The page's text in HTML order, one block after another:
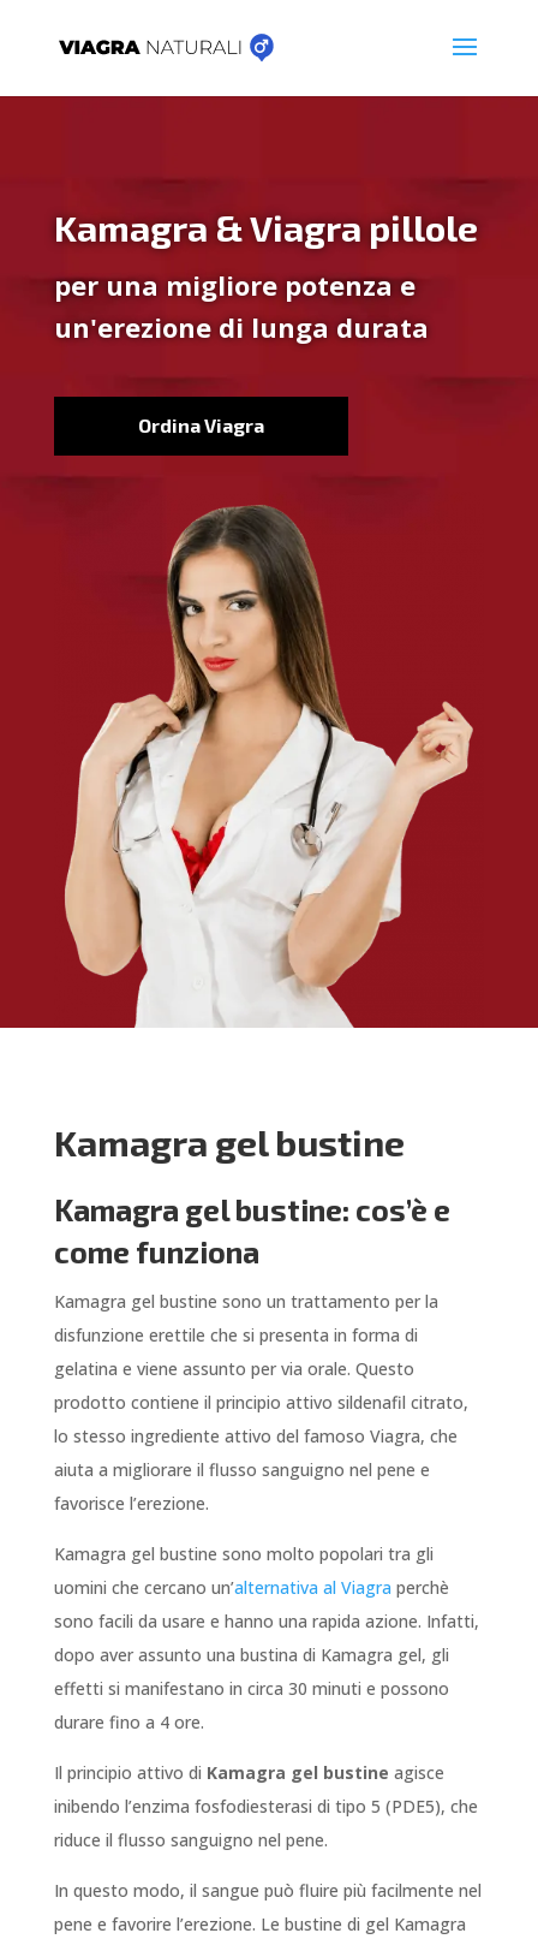
Kamagra & Viagra pillole
per una migliore potenza e
un'erezione di lunga durata
Ordina Viagra
Kamagra gel bustine
Kamagra gel bustine: cos’è e
come funziona
Kamagra gel bustine sono un trattamento per la
disfunzione erettile che si presenta in forma di
gelatina e viene assunto per via orale. Questo
prodotto contiene il principio attivo sildenafil citrato,
lo stesso ingrediente attivo del famoso Viagra, che
aiuta a migliorare il flusso sanguigno nel pene e
favorisce l’erezione.
Kamagra gel bustine sono molto popolari tra gli
uomini che cercano un’alternativa al Viagra perchè
sono facili da usare e hanno una rapida azione. Infatti,
dopo aver assunto una bustina di Kamagra gel, gli
effetti si manifestano in circa 30 minuti e possono
durare fino a 4 ore.
Il principio attivo di Kamagra gel bustine agisce
inibendo l’enzima fosfodiesterasi di tipo 5 (PDE5), che
riduce il flusso sanguigno nel pene.
In questo modo, il sangue può fluire più facilmente nel
pene e favorire l’erezione. Le bustine di gel Kamagra